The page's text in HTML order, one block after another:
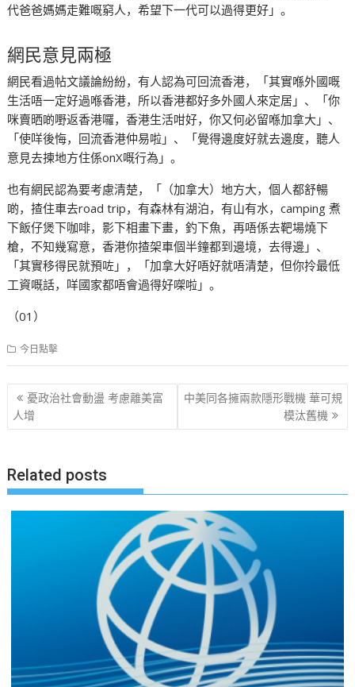
代爸爸媽媽走難嘅窮人，希望下一代可以過得更好」。
網民意見兩極
網民看過帖文議論紛紛，有人認為可回流香港，「其實喺外國嘅
生活唔一定好過喺香港，所以香港都好多外國人來定居」、「你
咪賣晒啲嘢返香港囉，香港生活咁好，你又何必留喺加拿大」、
「使咩後悔，回流香港仲易啦」、「覺得邊度好就去邊度，聽人
意見去揀地方住係onX嘅行為」。
也有網民認為要考慮清楚，「（加拿大）地方大，個人都舒暢
啲，揸住車去road trip，有森林有湖泊，有山有水，camping 煮
下飯仔煲下咖啡，影下相畫下畫，釣下魚，再唔係去靶場燒下
槍，不知幾寫意，香港你揸架車個半鐘都到邊境，去得邊」、
「其實移得民就預咗」，「加拿大好唔好就唔清楚，但你拎最低
工資嘅話，咩國家都唔會過得好㗎啦」。
（01）
今日點擊
文
章
憂政治社會動盪 考慮離美富
人增
中美同各擁兩款隱形戰機 華可規
模汰舊機
Related posts